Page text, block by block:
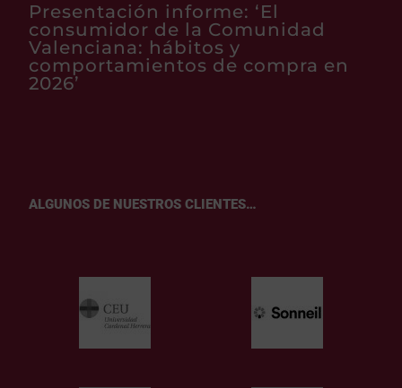
Presentación informe: ‘El
consumidor de la Comunidad
Valenciana: hábitos y
comportamientos de compra en
2026’
ALGUNOS DE NUESTROS CLIENTES…